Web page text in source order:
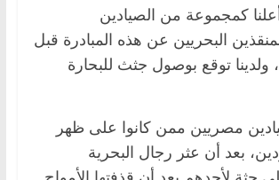
كمجموعة من الصيادين
البحريين عن هذه المبادرة قبل
ولدينا توقع بوصول جثث للبحارة
4 صيادين مصريين ممن كانوا على ظهر
بعد أن عثر رجال البحرية